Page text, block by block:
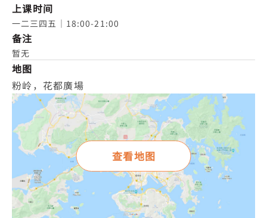
上课时间
一二三四五｜18:00-21:00
备注
暂无
地图
粉岭，花都廣場
查看地图